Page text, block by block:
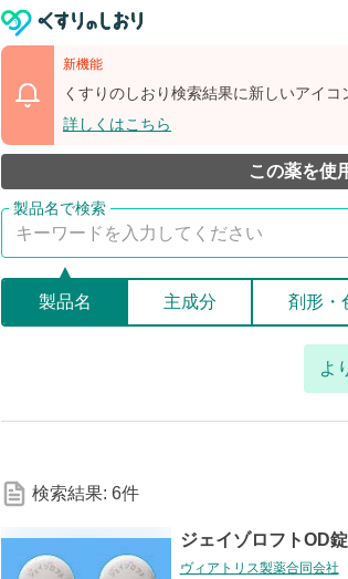
新機能
くすりのしおり検索結果に新しいアイコ
詳しくはこちら
この薬を使
製品名 主成分 剤形・
な
検
よ
検索結果: 6件
ジェイゾロフトOD
ヴィアトリス製薬合同会社